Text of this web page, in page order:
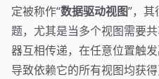
定被称作“数据驱动视图”，
题，尤其是当多个视图需要
器互相传递，在任意位置触
导致依赖它的所有视图均获得